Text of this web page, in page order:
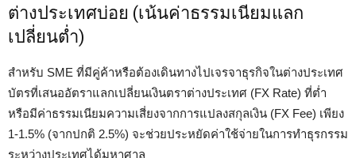
ต่างประเทศบ่อย (เน้นค่าธรรมเนียมแลก
เปลี่ยนต่ำ)
สำหรับ SME ที่มีคู่ค้าหรือต้องเดินทางไปเจรจาธุรกิจในต่างประเทศ
บัตรที่เสนออัตราแลกเปลี่ยนเงินตราต่างประเทศ (FX Rate) ที่ต่ำ
หรือมีค่าธรรมเนียมความเสี่ยงจากการแปลงสกุลเงิน (FX Fee) เพียง
1-1.5% (จากปกติ 2.5%) จะช่วยประหยัดค่าใช้จ่ายในการทำธุรกรรม
ระหว่างประเทศได้มหาศาล